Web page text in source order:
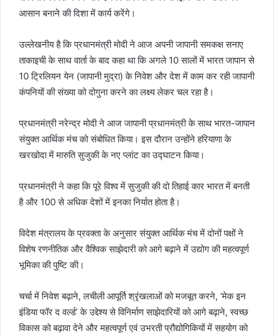
आसान बनाने की दिशा में कार्य करेंगे।
उल्लेखनीय है कि प्रधानमंत्री मोदी ने आज अपनी जापानी समकक्ष सनाए
ताकाइची के साथ वार्ता के बाद कहा था कि अगले 10 सालों में भारत जापान से
10 ट्रिलियन येन (जापानी मुद्रा) के निवेश और देश में काम कर रही जापानी
कंपनियों की संख्या को दोगुना करने का लक्ष्य लेकर चल रहा है।
प्रधानमंत्री नरेन्द्र मोदी ने आज जापानी प्रधानमंत्री के साथ भारत-जापान
संयुक्त आर्थिक मंच को संबोधित किया। इस दौरान उन्होंने हरियाणा के
खरखोदा में मारुति सुजुकी के नए प्लांट का उद्घाटन किया।
प्रधानमंत्री ने कहा कि पूरे विश्व में सुजुकी की दो तिहाई कार भारत में बनती
है और 100 से अधिक देशों में इनका निर्यात होता है।
विदेश मंत्रालय के प्रवक्ता के अनुसार संयुक्त आर्थिक मंच में दोनों पक्षों ने
विशेष रणनीतिक और वैश्विक साझेदारी को आगे बढ़ाने में उद्योग की महत्वपूर्ण
भूमिका की पुष्टि की।
चर्चा में निवेश बढ़ाने, लचीली आपूर्ति श्रृंखलाओं को मजबूत करने, ‘मेक इन
इंडिया फॉर द वर्ल्ड’ के उद्देश्य से विनिर्माण साझेदारियों को आगे बढ़ाने, स्वच्छ
विकास को बढ़ावा देने और महत्वपूर्ण एवं उभरती प्रौद्योगिकियों में सहयोग को